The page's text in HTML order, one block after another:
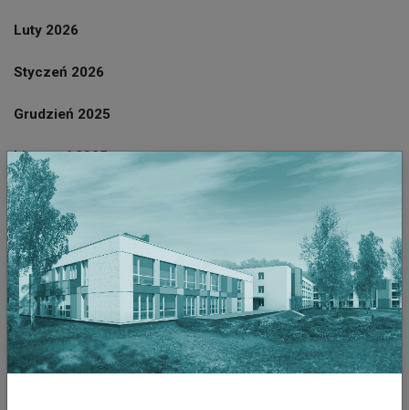
Luty 2026
Styczeń 2026
Grudzień 2025
Listopad 2025
Październik 2025
Wrzesień 2025
Sierpień 2025
Lipiec 2025
Czerwiec 2025